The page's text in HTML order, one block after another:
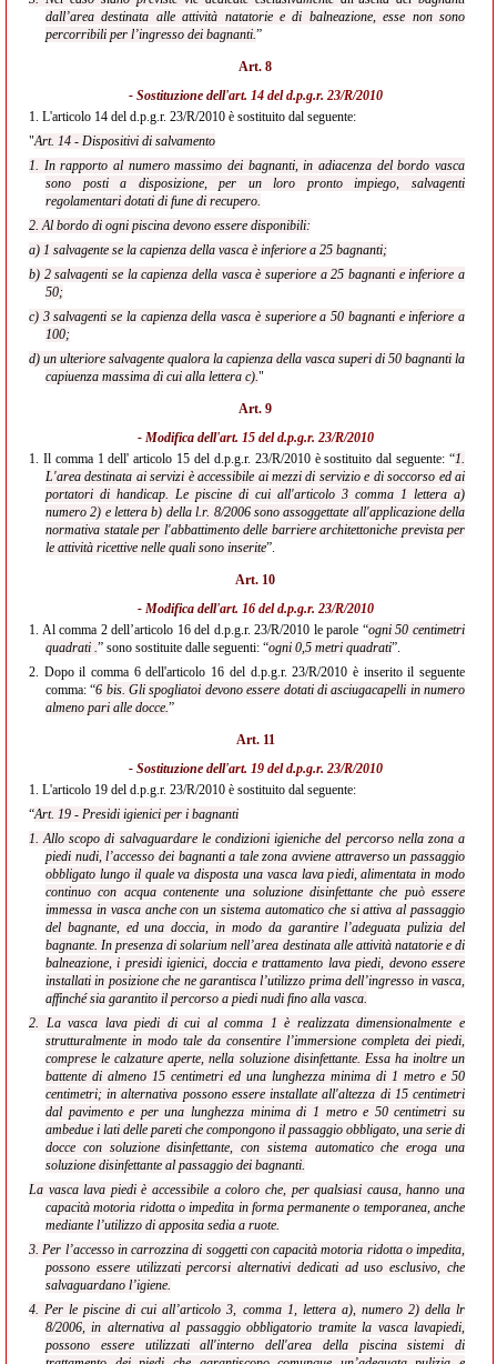
dall’area destinata alle attività natatorie e di balneazione, esse non sono
percorribili per l’ingresso dei bagnanti.”
Art. 8
- Sostituzione dell'art. 14 del d.p.g.r. 23/R/2010
1. L'articolo 14 del d.p.g.r. 23/R/2010 è sostituito dal seguente:
"Art. 14 - Dispositivi di salvamento
1. In rapporto al numero massimo dei bagnanti, in adiacenza del bordo vasca
sono posti a disposizione, per un loro pronto impiego, salvagenti
regolamentari dotati di fune di recupero.
2. Al bordo di ogni piscina devono essere disponibili:
a) 1 salvagente se la capienza della vasca è inferiore a 25 bagnanti;
b) 2 salvagenti se la capienza della vasca è superiore a 25 bagnanti e inferiore a
50;
c) 3 salvagenti se la capienza della vasca è superiore a 50 bagnanti e inferiore a
100;
d) un ulteriore salvagente qualora la capienza della vasca superi di 50 bagnanti la
capiuenza massima di cui alla lettera c)."
Art. 9
- Modifica dell'art. 15 del d.p.g.r. 23/R/2010
1. Il comma 1 dell' articolo 15 del d.p.g.r. 23/R/2010 è sostituito dal seguente: “1.
L'area destinata ai servizi è accessibile ai mezzi di servizio e di soccorso ed ai
portatori di handicap. Le piscine di cui all'articolo 3 comma 1 lettera a)
numero 2) e lettera b) della l.r. 8/2006 sono assoggettate all'applicazione della
normativa statale per l'abbattimento delle barriere architettoniche prevista per
le attività ricettive nelle quali sono inserite”.
Art. 10
- Modifica dell'art. 16 del d.p.g.r. 23/R/2010
1. Al comma 2 dell’articolo 16 del d.p.g.r. 23/R/2010 le parole “ogni 50 centimetri
quadrati .” sono sostituite dalle seguenti: “ogni 0,5 metri quadrati”.
2. Dopo il comma 6 dell'articolo 16 del d.p.g.r. 23/R/2010 è inserito il seguente
comma: “6 bis. Gli spogliatoi devono essere dotati di asciugacapelli in numero
almeno pari alle docce.”
Art. 11
- Sostituzione dell'art. 19 del d.p.g.r. 23/R/2010
1. L'articolo 19 del d.p.g.r. 23/R/2010 è sostituito dal seguente:
“Art. 19 - Presidi igienici per i bagnanti
1. Allo scopo di salvaguardare le condizioni igieniche del percorso nella zona a
piedi nudi, l’accesso dei bagnanti a tale zona avviene attraverso un passaggio
obbligato lungo il quale va disposta una vasca lava piedi, alimentata in modo
continuo con acqua contenente una soluzione disinfettante che può essere
immessa in vasca anche con un sistema automatico che si attiva al passaggio
del bagnante, ed una doccia, in modo da garantire l’adeguata pulizia del
bagnante. In presenza di solarium nell’area destinata alle attività natatorie e di
balneazione, i presidi igienici, doccia e trattamento lava piedi, devono essere
installati in posizione che ne garantisca l’utilizzo prima dell’ingresso in vasca,
affinché sia garantito il percorso a piedi nudi fino alla vasca.
2. La vasca lava piedi di cui al comma 1 è realizzata dimensionalmente e
strutturalmente in modo tale da consentire l’immersione completa dei piedi,
comprese le calzature aperte, nella soluzione disinfettante. Essa ha inoltre un
battente di almeno 15 centimetri ed una lunghezza minima di 1 metro e 50
centimetri; in alternativa possono essere installate all'altezza di 15 centimetri
dal pavimento e per una lunghezza minima di 1 metro e 50 centimetri su
ambedue i lati delle pareti che compongono il passaggio obbligato, una serie di
docce con soluzione disinfettante, con sistema automatico che eroga una
soluzione disinfettante al passaggio dei bagnanti.
La vasca lava piedi è accessibile a coloro che, per qualsiasi causa, hanno una
capacità motoria ridotta o impedita in forma permanente o temporanea, anche
mediante l’utilizzo di apposita sedia a ruote.
3. Per l’accesso in carrozzina di soggetti con capacità motoria ridotta o impedita,
possono essere utilizzati percorsi alternativi dedicati ad uso esclusivo, che
salvaguardano l’igiene.
4. Per le piscine di cui all’articolo 3, comma 1, lettera a), numero 2) della lr
8/2006, in alternativa al passaggio obbligatorio tramite la vasca lavapiedi,
possono essere utilizzati all'interno dell'area della piscina sistemi di